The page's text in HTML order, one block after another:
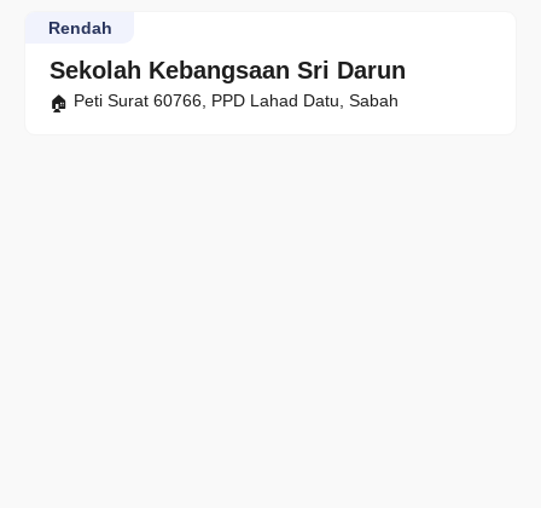
Sekolah Kebangsaan Sri Darun
Rendah
Peti Surat 60766, PPD Lahad Datu, Sabah